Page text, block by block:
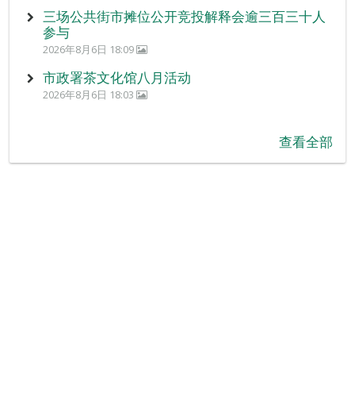
三场公共街市摊位公开竞投解释会逾三百三十人
参与
2026年8月6日 18:09
市政署茶文化馆八月活动
2026年8月6日 18:03
查看全部